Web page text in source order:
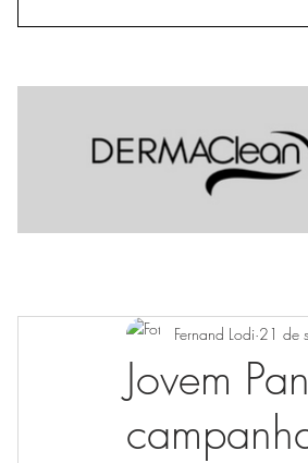
Jovem
Fernand Lodi 21 de